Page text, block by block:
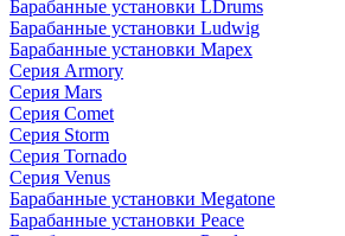
Барабанные установки LDrums
Барабанные установки Ludwig
Барабанные установки Mapex
Серия Armory
Серия Mars
Серия Comet
Серия Storm
Серия Tornado
Серия Venus
Барабанные установки Megatone
Барабанные установки Peace